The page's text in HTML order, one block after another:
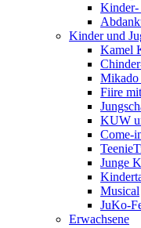
Kinder-
Kinder und
Kamel
Fiire
KUW
Come-
Junge
Musical
JuKo-
Erwachsene